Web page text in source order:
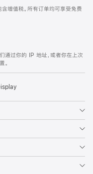
增值税。所有订单均可享受免费
通过你的 IP 地址，或者你在上次
。